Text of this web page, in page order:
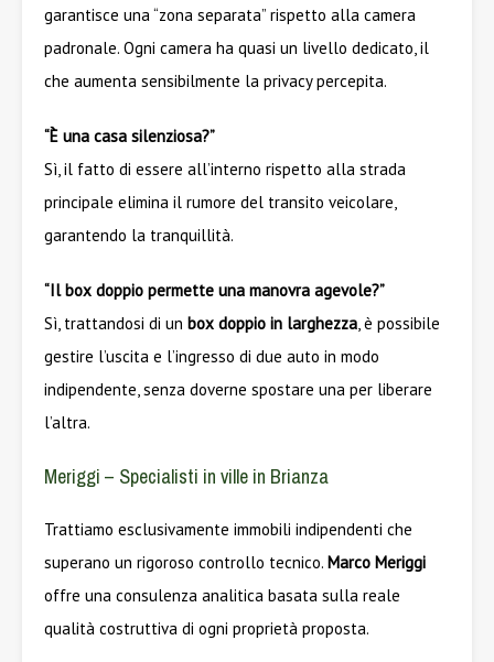
garantisce una “zona separata” rispetto alla camera
padronale. Ogni camera ha quasi un livello dedicato, il
che aumenta sensibilmente la privacy percepita.
“È una casa silenziosa?”
Sì, il fatto di essere all’interno rispetto alla strada
principale elimina il rumore del transito veicolare,
garantendo la tranquillità.
“Il box doppio permette una manovra agevole?”
Sì, trattandosi di un box doppio in larghezza, è possibile
gestire l’uscita e l’ingresso di due auto in modo
indipendente, senza doverne spostare una per liberare
l’altra.
Meriggi – Specialisti in ville in Brianza
Trattiamo esclusivamente immobili indipendenti che
superano un rigoroso controllo tecnico. Marco Meriggi
offre una consulenza analitica basata sulla reale
qualità costruttiva di ogni proprietà proposta.